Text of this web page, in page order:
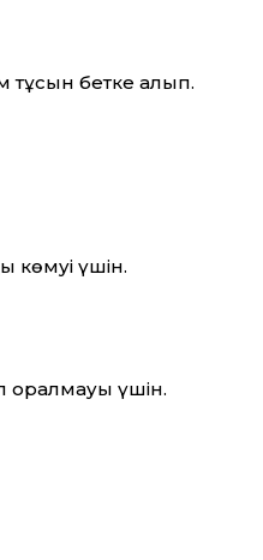
тұсын бетке алып.
көмуі үшін.
оралмауы үшін.